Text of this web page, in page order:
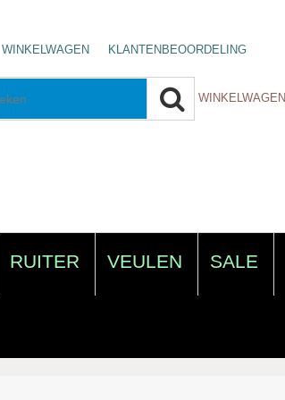
WINKELWAGEN
KLANTENBEOORDELING
WINKELWAGEN
RUITER VEULEN SALE